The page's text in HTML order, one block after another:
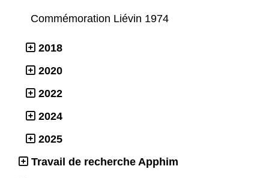
Commémoration Liévin 1974
2018
2020
2022
2024
2025
Travail de recherche Apphim